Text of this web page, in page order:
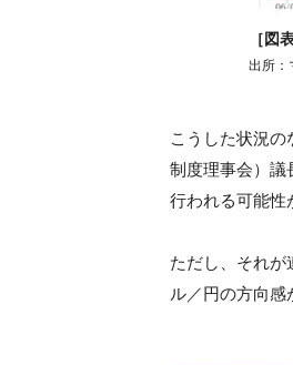
［図
出所：
こうした状況
制度理事会）議
行われる可能性
ただし、それが
ル／円の方向感